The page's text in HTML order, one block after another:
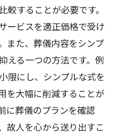
較することが必要です。
ービスを適正価格で受け
また、葬儀内容をシンプ
える一つの方法です。例
限にし、シンプルな式を
を大幅に削減することが
に葬儀のプランを確認
故人を心から送り出すこ